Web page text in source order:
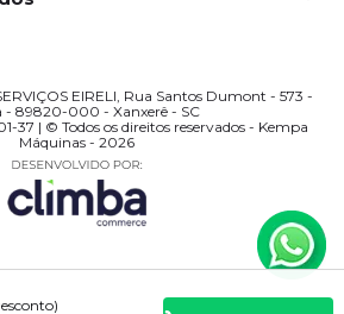
EIRELI, Rua Santos Dumont - 573 -
- 89820-000 - Xanxerê - SC
37 | © Todos os direitos reservados - Kempa
Máquinas - 2026